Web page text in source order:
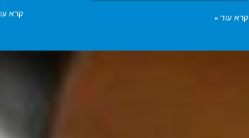
קרא עוד » קרא